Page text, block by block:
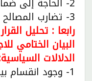
3- تضارب المصالح بين القوى الدولية .
البيان الختامي
الدلالات
1- وجود انقسام بين الدول الأعضاء .